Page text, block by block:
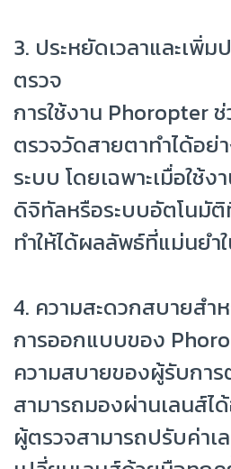
3. ประหยัดเวลาและเพิ่
ตรวจ
การใช้งาน Phoropter
ตรวจวัดสายตาทำได้อย่
ระบบ โดยเฉพาะเมื่อใช้
ดิจิทัลหรือระบบอัตโนมั
ทำให้ได้ผลลัพธ์ที่แม่นยำ
4. ความสะดวกสบายสำ
การออกแบบของ
ความสบายของผู้รับการ
สามารถมองผ่านเลนส์ไ
ผู้ตรวจสามารถปรับค่าเ